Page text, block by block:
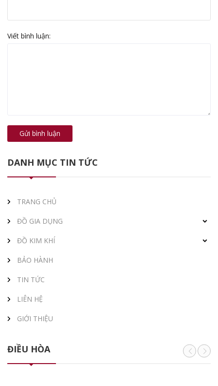
Viết bình luận:
Gửi bình luận
DANH MỤC TIN TỨC
TRANG CHỦ
ĐỒ GIA DỤNG
ĐỒ KIM KHÍ
BẢO HÀNH
TIN TỨC
LIÊN HỆ
GIỚI THIỆU
ĐIỀU HÒA